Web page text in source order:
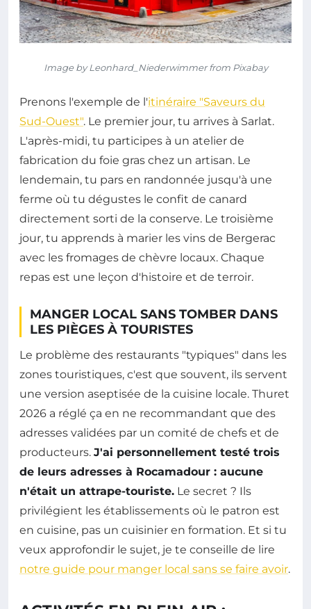
Image by Leonhard_Niederwimmer from Pixabay
Prenons l'exemple de l'itinéraire "Saveurs du
Sud-Ouest". Le premier jour, tu arrives à Sarlat.
L'après-midi, tu participes à un atelier de
fabrication du foie gras chez un artisan. Le
lendemain, tu pars en randonnée jusqu'à une
ferme où tu dégustes le confit de canard
directement sorti de la conserve. Le troisième
jour, tu apprends à marier les vins de Bergerac
avec les fromages de chèvre locaux. Chaque
repas est une leçon d'histoire et de terroir.
MANGER LOCAL SANS TOMBER DANS
LES PIÈGES À TOURISTES
Le problème des restaurants "typiques" dans les
zones touristiques, c'est que souvent, ils servent
une version aseptisée de la cuisine locale. Thuret
2026 a réglé ça en ne recommandant que des
adresses validées par un comité de chefs et de
producteurs. J'ai personnellement testé trois
de leurs adresses à Rocamadour : aucune
n'était un attrape-touriste. Le secret ? Ils
privilégient les établissements où le patron est
en cuisine, pas un cuisinier en formation. Et si tu
veux approfondir le sujet, je te conseille de lire
notre guide pour manger local sans se faire avoir.